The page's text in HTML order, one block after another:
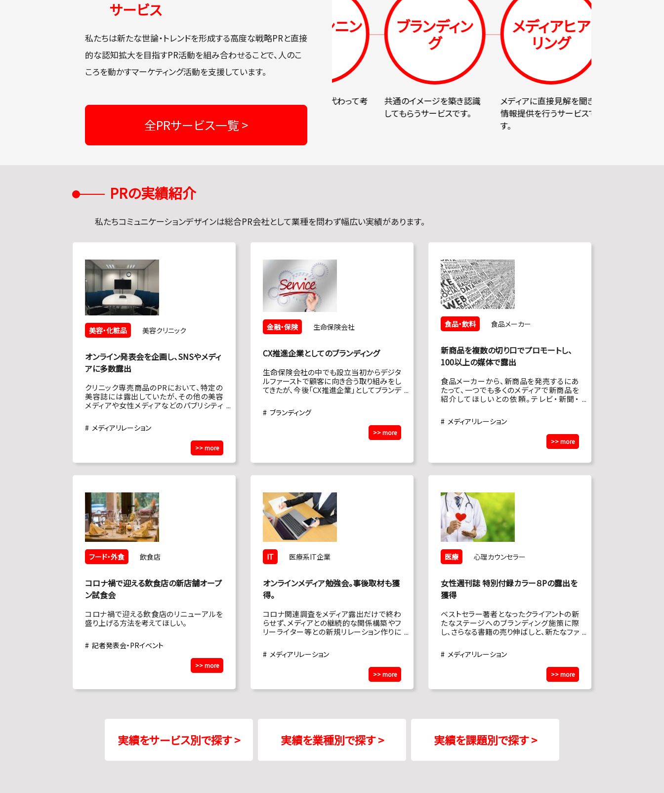
サービス
私たちは新たな世論・トレンドを形成する高度な戦略PRと直接
的な認知拡大を目指すPR活動を組み合わせることで、人のこ
ころを動かすマーケティング活動を支援しています。
全PRサービス一覧 >
ランディング ーサービス グ
ブランディン
共通のイメージを築き認識
してもらうサービスです。
メディアヒア
リング
メディアに直接見解を聞き、
情報提供を行うサービスで
テレビや新聞、WEB、
の記者や編集者、ディ
PRの実績紹介
私たちコミュニケーションデザインは総合PR会社として業種を問わず幅広い実績があります。
美容・化粧品 美容クリニック
オンライン発表会を企画し、SNSやメディ
アに多数露出
クリニック専売商品のPRにおいて、特定の
美容誌には露出していたが、その他の美容
メディアや女性メディアなどのパブリシティ
大、ブランドやクリニックの認知度を高めた
い。メディアリレーション
>> more
金融・保険 生命保険会社
CX推進企業としてのブランディング
生命保険会社の中でも設立当初からデジタ
ルファーストで顧客に向き合う取り組みをし
てきたが、今後「CX推進企業」としてブランデ
ブランディング
>> more
食品・飲料 食品メーカー
新商品を複数の切り口でプロモートし、
100以上の媒体で露出
食品メーカーから、新商品を発売するにあ
たって、一つでも多くのメディアで新商品を
紹介してほしいとの依頼。テレビ・新聞・
限りがあるので、他の露出切り口を開発する
必要があった。
メディアリレーション
>> more
フード・外食 飲食店
コロナ禍で迎える飲食店の新店舗オープ
ン試食会
コロナ禍で迎える飲食店のリニューアルを
盛り上げる方法を考えてほしい。
記者発表会・PRイベント
>> more
IT 医療系IT企業
オンラインメディア勉強会。事後取材も獲
得。
コロナ関連調査をメディア露出だけで終わ
らせず、メディアとの継続的な関係構築やフ
リーライター等との新規リレーション作りに
したことはあるが、コロナ禍においてリアル
イベントは難しいので、オンラインという形
式で「コロナ」に関する情報が求められてい
メディアリレーション
>> more
医療 心理カウンセラー
女性週刊誌 特別付録カラー８Pの露出を
獲得
ベストセラー著者となったクライアントの新
たなステージへのブランディング施策に際
し、さらなる書籍の売り伸ばしと、新たなファ
進めたいとの依頼を頂く。
メディアリレーション
>> more
実績をサービス別で探す > 実績を業種別で探す > 実績を課題別で探す >